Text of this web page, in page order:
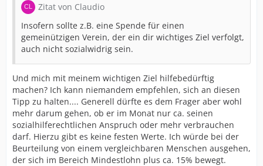
Zitat von Claudio
Insofern sollte z.B. eine Spende für einen
gemeinützigen Verein, der ein dir wichtiges Ziel verfolgt,
auch nicht sozialwidrig sein.
Und mich mit meinem wichtigen Ziel hilfebedürftig
machen? Ich kann niemandem empfehlen, sich an diesen
Tipp zu halten.... Generell dürfte es dem Frager aber wohl
mehr darum gehen, ob er im Monat nur ca. seinen
sozialhilferechtlichen Anspruch oder mehr verbrauchen
darf. Hierzu gibt es keine festen Werte. Ich würde bei der
Beurteilung von einem vergleichbaren Menschen ausgehen,
der sich im Bereich Mindestlohn plus ca. 15% bewegt.